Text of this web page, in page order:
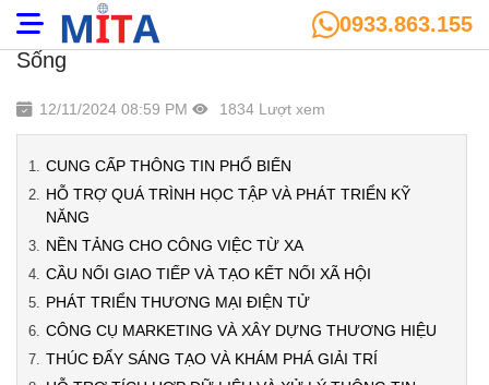
0933.863.155
Website Và Cuộc Cách Mạng Thay Đổi Cuộc
Sống
12/11/2024 08:59 PM 1834 Lượt xem
CUNG CẤP THÔNG TIN PHỔ BIẾN
HỖ TRỢ QUÁ TRÌNH HỌC TẬP VÀ PHÁT TRIỂN KỸ
NĂNG
NỀN TẢNG CHO CÔNG VIỆC TỪ XA
CẦU NỐI GIAO TIẾP VÀ TẠO KẾT NỐI XÃ HỘI
PHÁT TRIỂN THƯƠNG MẠI ĐIỆN TỬ
CÔNG CỤ MARKETING VÀ XÂY DỰNG THƯƠNG HIỆU
THÚC ĐẨY SÁNG TẠO VÀ KHÁM PHÁ GIẢI TRÍ